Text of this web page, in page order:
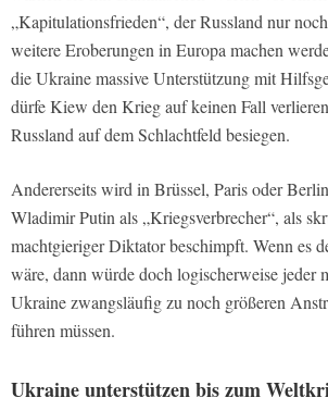
„Kapitulationsfrieden“, der Russland nur
weitere Eroberungen in Europa machen
die Ukraine massive Unterstützung mit
dürfe Kiew den Krieg auf keinen Fall
Russland auf dem Schlachtfeld besiegen.
Andererseits wird in Brüssel, Paris oder
Wladimir Putin als „Kriegsverbrecher“, als
machtgieriger Diktator beschimpft. Wenn es
wäre, dann würde doch logischerweise jeder
Ukraine zwangsläufig zu noch größeren
führen müssen.
Ukraine unterstützen bis zum